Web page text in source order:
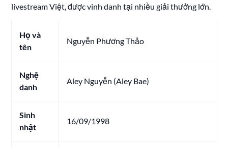
livestream Việt, được vinh danh tại nhiều giải thưởng lớn.
Họ và
tên
Nguyễn Phương Thảo
Nghệ
danh
Aley Nguyễn (Aley Bae)
Sinh
nhật
16/09/1998